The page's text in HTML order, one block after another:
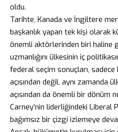
oldu.
Tarihte, Kanada ve İngiltere
başkanlık yapan tek kişi olarak
önemli aktörlerinden biri haline
uzmanlığını ülkesinin iç
federal seçim sonuçları,
açısından değil, aynı zamanda
açısından da önemli bir dönüm
Carney’nin liderliğindeki Liberal
bağımsız bir çizgi izlemeye